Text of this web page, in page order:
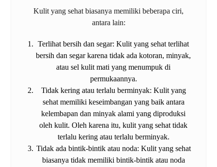
Kulit yang sehat biasanya memiliki beberapa ciri,
antara lain:
Terlihat bersih dan segar: Kulit yang sehat terlihat
bersih dan segar karena tidak ada kotoran, minyak,
atau sel kulit mati yang menumpuk di
permukaannya.
Tidak kering atau terlalu berminyak: Kulit yang
sehat memiliki keseimbangan yang baik antara
kelembapan dan minyak alami yang diproduksi
oleh kulit. Oleh karena itu, kulit yang sehat tidak
terlalu kering atau terlalu berminyak.
Tidak ada bintik-bintik atau noda: Kulit yang sehat
biasanya tidak memiliki bintik-bintik atau noda